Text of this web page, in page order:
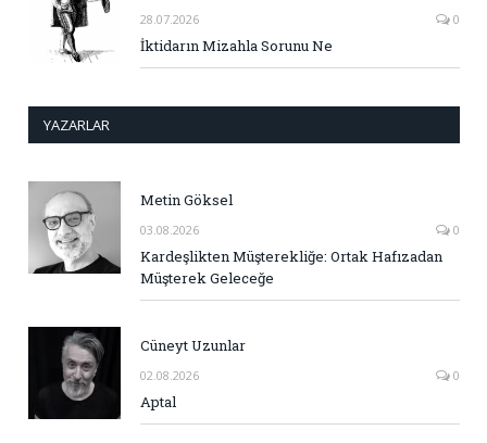
28.07.2026 0
İktidarın Mizahla Sorunu Ne
YAZARLAR
Metin Göksel
03.08.2026 0
Kardeşlikten Müşterekliğe: Ortak Hafızadan
Müşterek Geleceğe
Cüneyt Uzunlar
02.08.2026 0
Aptal